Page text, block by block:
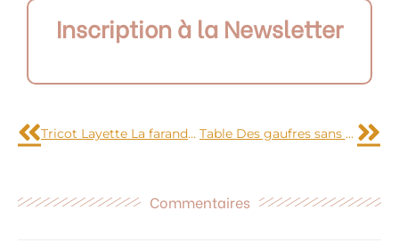
Inscription à la Newsletter
Tricot Layette La farandole de chaussons Table Des gaufres sans gluten chez Yummy&Guiltfree
Commentaires